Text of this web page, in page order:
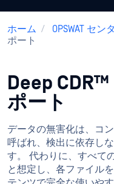
ホーム / OPSWAT セン
ポート
Deep
ポート
データの無害化は、コ
呼ばれ、検出に依存し
す。 代わりに、すべて
と想定し、各ファイル